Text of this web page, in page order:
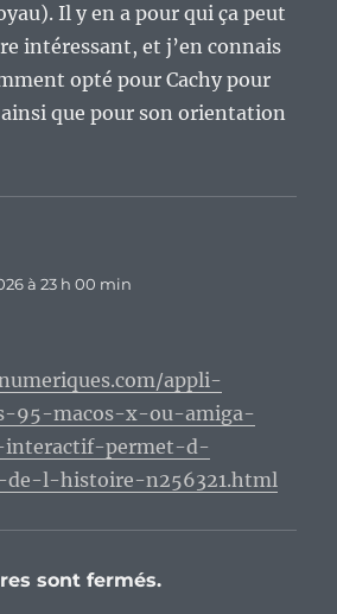
Il y en a pour qui ça peut
intéressant, et j’en connais
opté pour Cachy pour
que pour son orientation
à 23 h 00 min
appli-
95-macos-x-ou-amiga-
interactif-permet-d-
de-l-histoire-n256321.html
sont fermés.